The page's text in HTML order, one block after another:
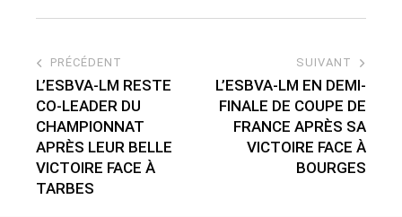
PRÉCÉDENT
L’ESBVA-LM RESTE
CO-LEADER DU
CHAMPIONNAT
APRÈS LEUR BELLE
VICTOIRE FACE À
TARBES
SUIVANT
L’ESBVA-LM EN DEMI-
FINALE DE COUPE DE
FRANCE APRÈS SA
VICTOIRE FACE À
BOURGES